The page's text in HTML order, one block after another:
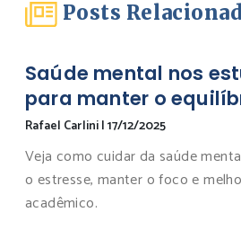
Posts
Saúde mental nos
para manter o
Rafael Carlini|17/12/2025
Veja como cuidar da saúde
o estresse, manter o foco e
acadêmico.